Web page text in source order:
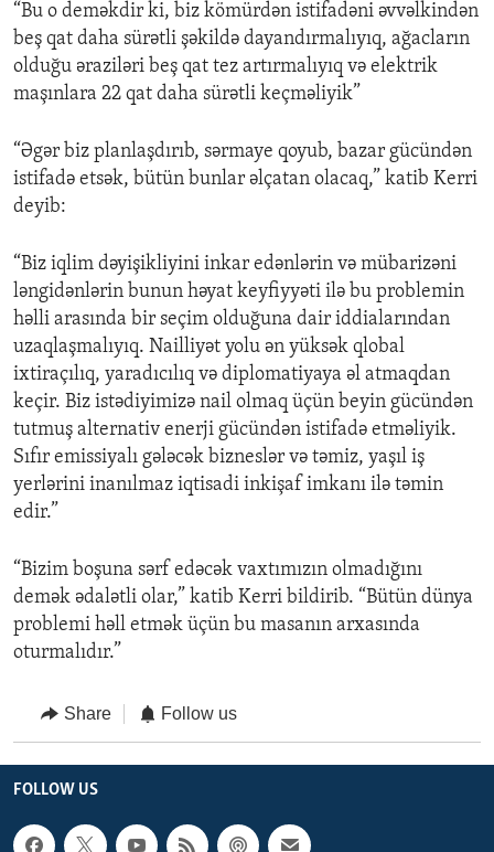
“Bu o deməkdir ki, biz kömürdən istifadəni əvvəlkindən
beş qat daha sürətli şəkildə dayandırmalıyıq, ağacların
olduğu əraziləri beş qat tez artırmalıyıq və elektrik
maşınlara 22 qat daha sürətli keçməliyik”
“Əgər biz planlaşdırıb, sərmaye qoyub, bazar gücündən
istifadə etsək, bütün bunlar əlçatan olacaq,” katib Kerri
deyib:
“Biz iqlim dəyişikliyini inkar edənlərin və mübarizəni
ləngidənlərin bunun həyat keyfiyyəti ilə bu problemin
həlli arasında bir seçim olduğuna dair iddialarından
uzaqlaşmalıyıq. Nailliyət yolu ən yüksək qlobal
ixtiraçılıq, yaradıcılıq və diplomatiyaya əl atmaqdan
keçir. Biz istədiyimizə nail olmaq üçün beyin gücündən
tutmuş alternativ enerji gücündən istifadə etməliyik.
Sıfır emissiyalı gələcək bizneslər və təmiz, yaşıl iş
yerlərini inanılmaz iqtisadi inkişaf imkanı ilə təmin
edir.”
“Bizim boşuna sərf edəcək vaxtımızın olmadığını
demək ədalətli olar,” katib Kerri bildirib. “Bütün dünya
problemi həll etmək üçün bu masanın arxasında
oturmalıdır.”
Share Follow us
FOLLOW US